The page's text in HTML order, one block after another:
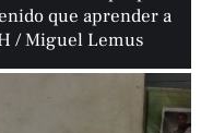
que aprender a
/ Miguel Lemus